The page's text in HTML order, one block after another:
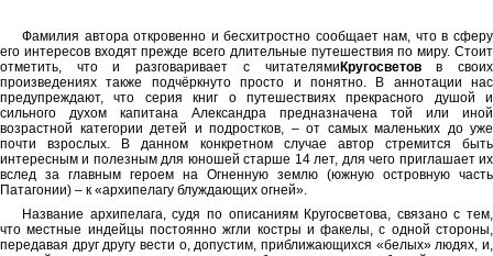
Фамилия автора откровенно и бесхитростно сообщает нам, что в сферу
его интересов входят прежде всего длительные путешествия по миру. Стоит
отметить, что и разговаривает с читателямиКругосветовв своих
произведениях также подчёркнуто просто и понятно. В аннотации нас
предупреждают, что серия книг о путешествиях прекрасного душой и
сильного духом капитана Александра предназначена той или иной
возрастной категории детей и подростков, – от самых маленьких до уже
почти взрослых. В данном конкретном случае автор стремится быть
интересным и полезным для юношей старше 14 лет, для чего приглашает их
вслед за главным героем на Огненную землю (южную островную часть
Патагонии) – к «архипелагу блуждающих огней».
Название архипелага, судя по описаниям Кругосветова, связано с тем,
что местные индейцы постоянно жгли костры и факелы, с одной стороны,
передавая друг другу вести о, допустим, приближающихся «белых» людях, и,